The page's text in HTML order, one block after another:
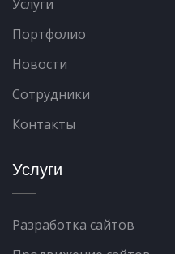
Услуги
Портфолио
Новости
Сотрудники
Контакты
Услуги
Разработка сайтов